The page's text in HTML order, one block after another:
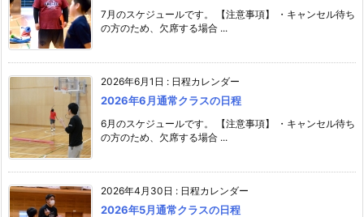
7月のスケジュールです。 【注意事項】 ・キャンセル待ち
の方のため、欠席する場合 ...
2026年6月1日 : 日程カレンダー
2026年6月通常クラスの日程
6月のスケジュールです。 【注意事項】 ・キャンセル待ち
の方のため、欠席する場合 ...
2026年4月30日 : 日程カレンダー
2026年5月通常クラスの日程